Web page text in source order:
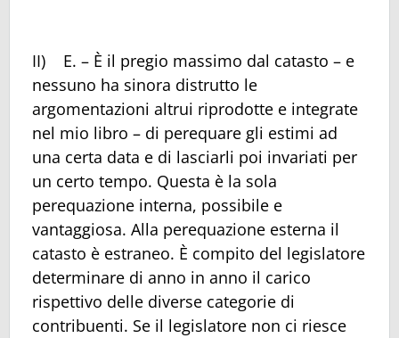
II) E. – È il pregio massimo dal catasto – e
nessuno ha sinora distrutto le
argomentazioni altrui riprodotte e integrate
nel mio libro – di perequare gli estimi ad
una certa data e di lasciarli poi invariati per
un certo tempo. Questa è la sola
perequazione interna, possibile e
vantaggiosa. Alla perequazione esterna il
catasto è estraneo. È compito del legislatore
determinare di anno in anno il carico
rispettivo delle diverse categorie di
contribuenti. Se il legislatore non ci riesce